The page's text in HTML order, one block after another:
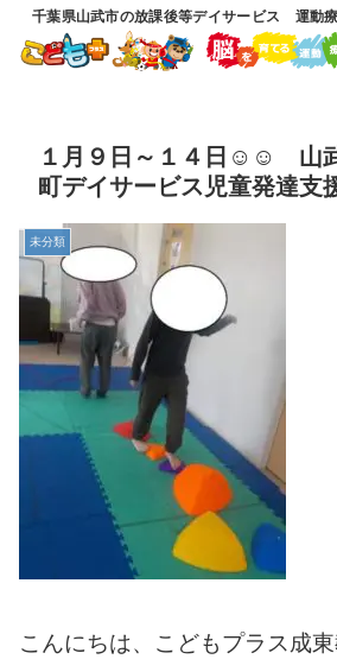
千葉県山武市の放課後等デイサービス 運動
１月９日～１４日☺☺ 山
町デイサービス児童発達支
未分類
こんにちは、こどもプラス成東